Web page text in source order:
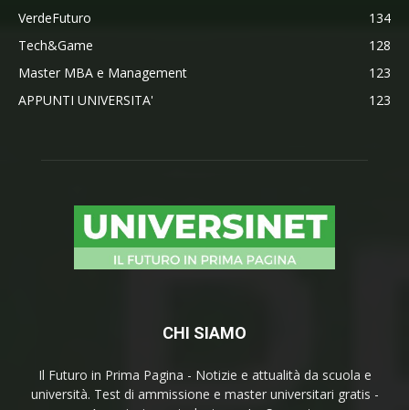
VerdeFuturo
134
Tech&Game
128
Master MBA e Management
123
APPUNTI UNIVERSITA'
123
CHI SIAMO
Il Futuro in Prima Pagina - Notizie e attualità da scuola e
università. Test di ammissione e master universitari gratis -